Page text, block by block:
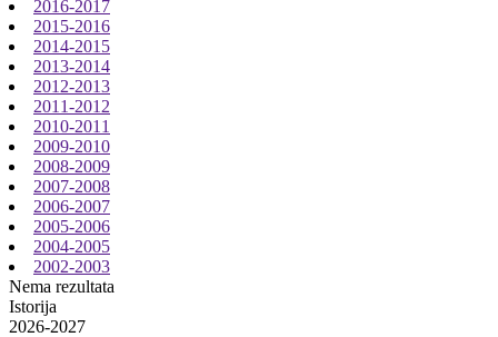
2016-2017
2015-2016
2014-2015
2013-2014
2012-2013
2011-2012
2010-2011
2009-2010
2008-2009
2007-2008
2006-2007
2005-2006
2004-2005
2002-2003
Nema rezultata
Istorija
2026-2027